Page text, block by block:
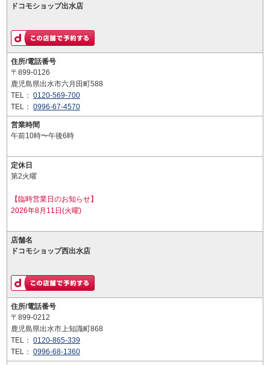
ドコモショップ出水店
住所/電話番号
〒899-0126
鹿児島県出水市六月田町588
TEL： 0120-569-700
TEL： 0996-67-4570
営業時間
午前10時〜午後6時
定休日
第2火曜
【臨時営業日のお知らせ】
2026年8月11日(火曜)
店舗名
ドコモショップ西出水店
住所/電話番号
〒899-0212
鹿児島県出水市上知識町868
TEL： 0120-865-339
TEL： 0996-68-1360